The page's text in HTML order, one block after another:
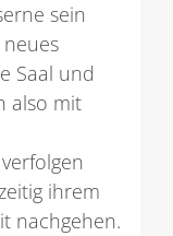
sein
Saal und
also mit
ihrem
nachgehen.